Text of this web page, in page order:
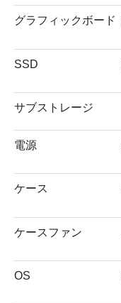
グラフィックボード
SSD
サブストレージ
電源
ケース
ケースファン
OS